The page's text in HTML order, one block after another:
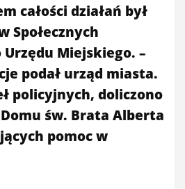
całości działań był
Społecznych
Miejskiego. –
podał urząd miasta.
policyjnych, doliczono
św. Brata Alberta
pomoc w